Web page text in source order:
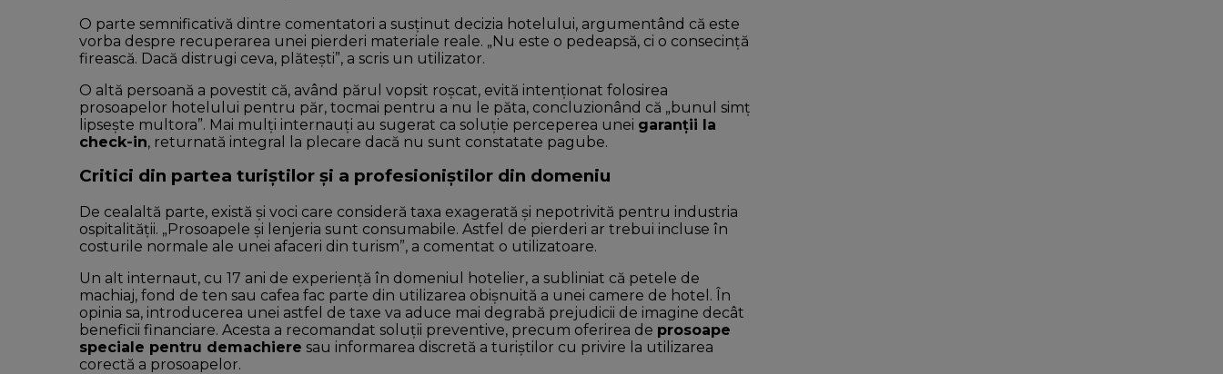
O parte semnificativă dintre comentatori a susținut decizia hotelului, argumentând că este
vorba despre recuperarea unei pierderi materiale reale. „Nu este o pedeapsă, ci o consecință
firească. Dacă distrugi ceva, plătești”, a scris un utilizator.
O altă persoană a povestit că, având părul vopsit roșcat, evită intenționat folosirea
prosoapelor hotelului pentru păr, tocmai pentru a nu le păta, concluzionând că „bunul simț
lipsește multora”. Mai mulți internauți au sugerat ca soluție perceperea unei garanții la
check-in, returnată integral la plecare dacă nu sunt constatate pagube.
Critici din partea turiștilor și a profesioniștilor din domeniu
De cealaltă parte, există și voci care consideră taxa exagerată și nepotrivită pentru industria
ospitalității. „Prosoapele și lenjeria sunt consumabile. Astfel de pierderi ar trebui incluse în
costurile normale ale unei afaceri din turism”, a comentat o utilizatoare.
Un alt internaut, cu 17 ani de experiență în domeniul hotelier, a subliniat că petele de
machiaj, fond de ten sau cafea fac parte din utilizarea obișnuită a unei camere de hotel. În
opinia sa, introducerea unei astfel de taxe va aduce mai degrabă prejudicii de imagine decât
beneficii financiare. Acesta a recomandat soluții preventive, precum oferirea de prosoape
speciale pentru demachiere sau informarea discretă a turiștilor cu privire la utilizarea
corectă a prosoapelor.